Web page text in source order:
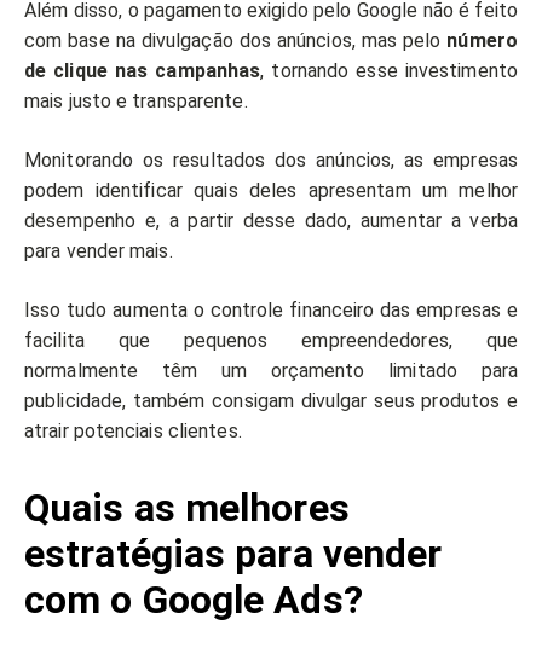
Além disso, o pagamento exigido pelo Google não é feito
com base na divulgação dos anúncios, mas pelo número
de clique nas campanhas, tornando esse investimento
mais justo e transparente.
Monitorando os resultados dos anúncios, as empresas
podem identificar quais deles apresentam um melhor
desempenho e, a partir desse dado, aumentar a verba
para vender mais.
Isso tudo aumenta o controle financeiro das empresas e
facilita que pequenos empreendedores, que
normalmente têm um orçamento limitado para
publicidade, também consigam divulgar seus produtos e
atrair potenciais clientes.
Quais as melhores
estratégias para vender
com o Google Ads?